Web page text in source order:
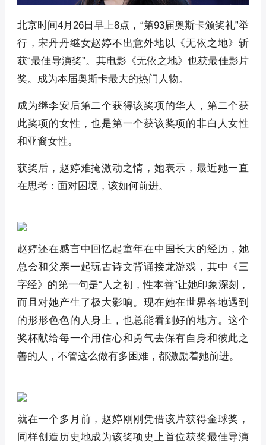
北京时间4月26日早上8点，“第93届奥斯卡颁奖礼”举
行，宋丹丹继女赵婷不出意外地以《无依之地》斩
获“最佳导演奖”。其电影《无依之地》也获最佳影片
奖。成为本届奥斯卡最大的热门人物。
成为继李安后第二个获得该奖项的华人，第二个获
此奖项的女性，也是第一个获该奖项的非白人女性
和亚裔女性。
获奖后，赵婷难掩激动之情，她表示，最近她一直
在思考：面对困境，该如何前进。
赵婷还在感言中回忆起童年在中国长大的经历，她
总会和父亲一起玩古诗文背诵接龙游戏，其中《三
字经》的第一句是“人之初，性本善”让她印象深刻，
而且对她产生了极大影响。现在她在世界各地遇到
的形形色色的人身上，也总能看到好的地方。这个
奖杯献给每一个用信心和勇气去保有自身和彼此之
善的人，不管这么做有多困难，都激励着她前进。
就在一个多月前，赵婷刚刚凭借该片获得金球奖，
同样创造历史地成为该奖项史上首位获奖最佳导演